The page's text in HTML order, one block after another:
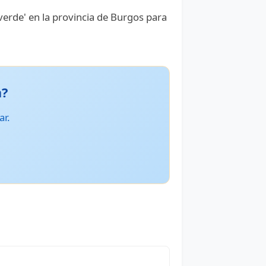
en la provincia de Burgos para